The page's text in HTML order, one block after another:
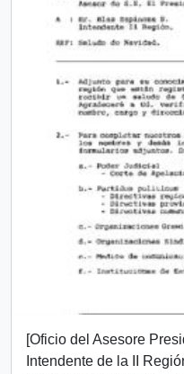
[Oficio del Asesore
Intendente de la II